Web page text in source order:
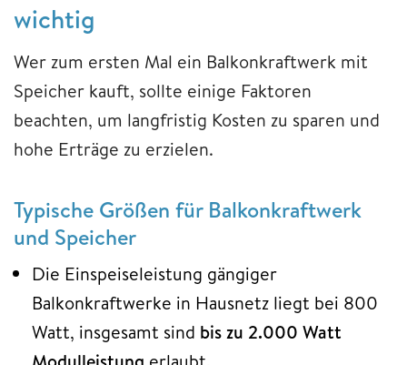
wichtig
Wer zum ersten Mal ein Balkonkraftwerk mit
Speicher kauft, sollte einige Faktoren
beachten, um langfristig Kosten zu sparen und
hohe Erträge zu erzielen.
Typische Größen für Balkonkraftwerk
und Speicher
Die Einspeiseleistung gängiger
Balkonkraftwerke in Hausnetz liegt bei 800
Watt, insgesamt sind bis zu 2.000 Watt